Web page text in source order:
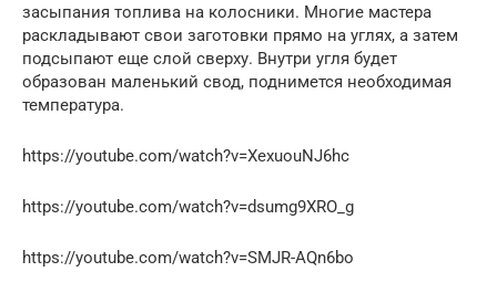
засыпания топлива на колосники. Многие мастера
раскладывают свои заготовки прямо на углях, а затем
подсыпают еще слой сверху. Внутри угля будет
образован маленький свод, поднимется необходимая
температура.
https://youtube.com/watch?v=XexuouNJ6hc
https://youtube.com/watch?v=dsumg9XRO_g
https://youtube.com/watch?v=SMJR-AQn6bo